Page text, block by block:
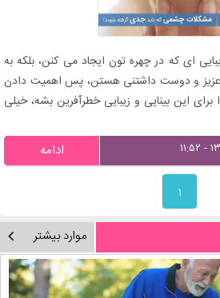
ای که در چهره تون ایجاد می کنن، بلکه به
عزیز و دوست داشتنی هستن، پس اهمیت دادن
این بینایی و زیبایی خطرآفرین بشه، خیلی
ادامه
۱
موارد بیشتر